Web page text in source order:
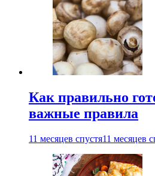
Как правильно
важные правила
11 месяцев спустя11 месяцев